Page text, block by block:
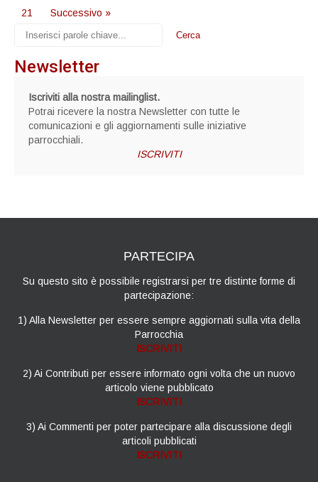
21
Successivo »
Newsletter
Iscriviti alla nostra mailinglist.
Potrai ricevere la nostra Newsletter con tutte le
comunicazioni e gli aggiornamenti sulle iniziative
parrocchiali.
ISCRIVITI
PARTECIPA
Su questo sito è possibile registrarsi per tre distinte forme di
partecipazione:
1) Alla Newsletter per essere sempre aggiornati sulla vita della
Parrocchia
ISCRIVITI
2) Ai Contributi per essere informato ogni volta che un nuovo
articolo viene pubblicato
ISCRIVITI
3) Ai Commenti per poter partecipare alla discussione degli
articoli pubblicati
ISCRIVITI